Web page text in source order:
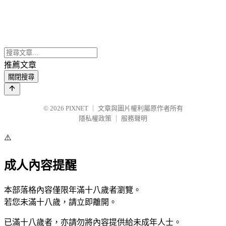
推薦文章
關閉搜尋
© 2026 PIXNET
文章與圖片權利屬原作者所有
隱私權政策
服務聲明
⚠️
成人內容提醒
本部落格內容僅限年滿十八歲者瀏覽。
若您未滿十八歲，請立即離開。
已滿十八歲者，亦請勿將內容提供給未成年人士。